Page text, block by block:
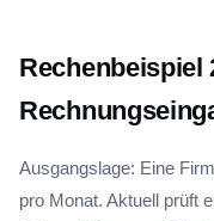
Ausgangslage: Eine
pro Monat. Aktuell prüft